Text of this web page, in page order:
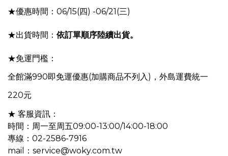
★優惠時間：06/15(四) -06/21(三)
★出貨時間： 依訂單順序陸續出貨。
★免運門檻：
全館滿990即免運優惠(加購商品不列入)，外島運費統一
220元
★ 客服資訊：
時間：周一至周五09:00-13:00/14:00-18:00
專線：02-2586-7916
mail：service@woky.com.tw